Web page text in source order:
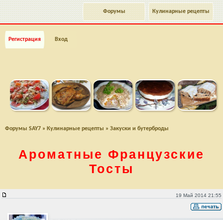
Кулинарные рецепты
Форумы
Регистрация Вход
Форумы SAY7 » Кулинарные рецепты » Закуски и бутерброды
Ароматные Французские
Тосты
19 Май 2014 21:55